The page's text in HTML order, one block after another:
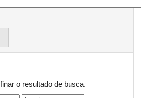
o resultado de busca.